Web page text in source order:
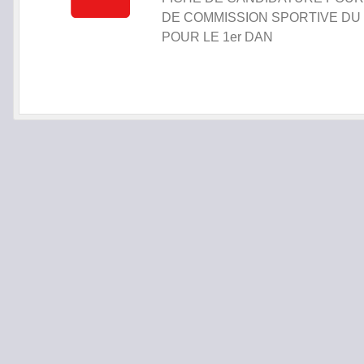
DE COMMISSION SPORTIVE DU
POUR LE 1er DAN